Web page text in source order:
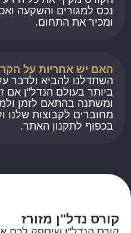
נכס למגורים והשקעה
ומכיר את התחום.
האם יש אחריות על
השתדלנו להביא ולדבר
ביותר בעולם הנדל"ן אם
ומשתנה בהתאם לזמן
מחוברים לקבוצות שלנו
בכפוף לתקנון האתר.
קורס נדל"ן מזורז